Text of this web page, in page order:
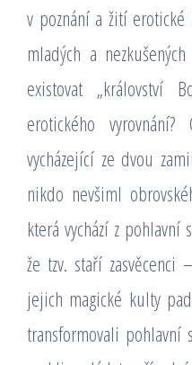
v poznání a žití
mladých a
existovat „království
erotického
vycházející ze dvou
nikdo nevšiml
která vychází z pohlavní
že tzv. staří
jejich magické kulty
transformovali